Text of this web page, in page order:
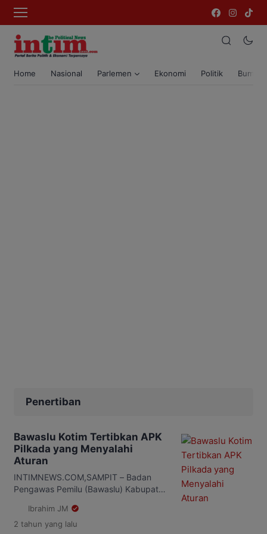
Home Nasional Parlemen Ekonomi Politik Bumi
Penertiban
Bawaslu Kotim Tertibkan APK
Pilkada yang Menyalahi
Aturan
INTIMNEWS.COM,SAMPIT – Badan
Pengawas Pemilu (Bawaslu) Kabupaten
jajaranya lakukan penertiban Alat
Peraga Kampanye (APK) Pilkada 2024
Ibrahim JM
2 tahun yang lalu